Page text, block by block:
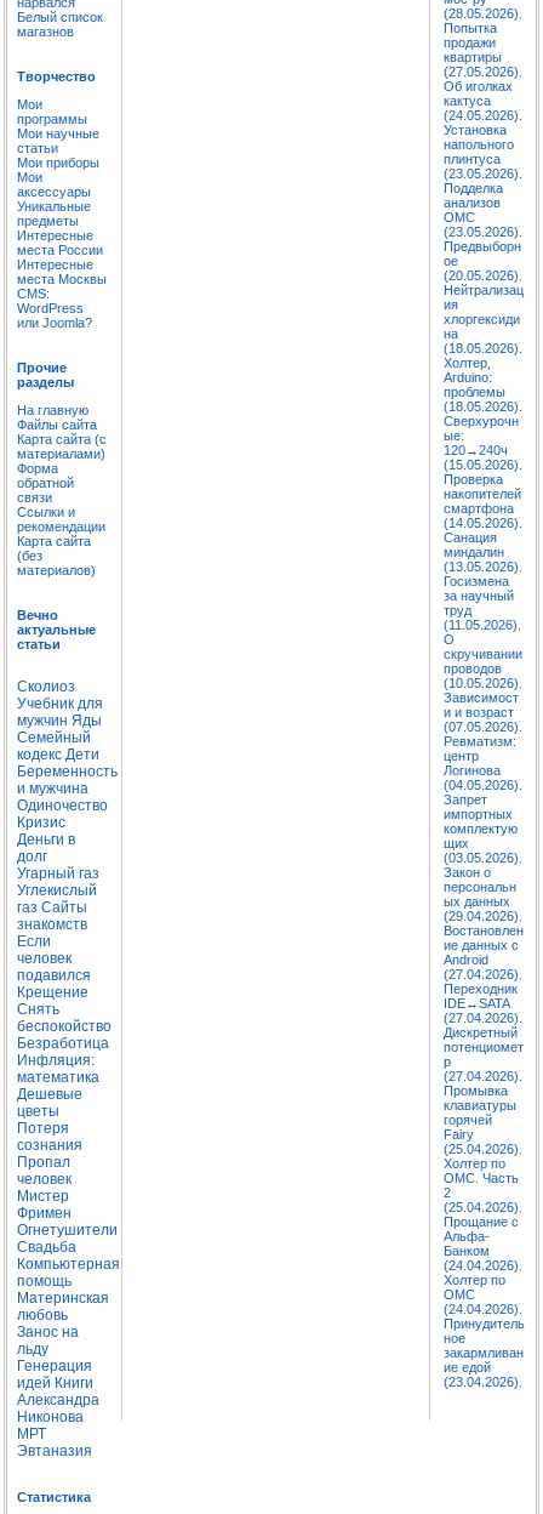
Белый список
магазнов
Творчество
Мои
программы
Мои научные
статьи
Мои приборы
Мои
аксессуары
Уникальные
предметы
Интересные
места России
Интересные
места Москвы
CMS:
WordPress
или Joomla?
Прочие
разделы
На главную
Файлы сайта
Карта сайта (с
материалами)
Форма
обратной
связи
Ссылки и
рекомендации
Карта сайта
(без
материалов)
Вечно
актуальные
статьи
Сколиоз
Учебник для
мужчин Яды
Семейный
кодекс Дети
Беременность
и мужчина
Одиночество
Кризис
Деньги в
долг
Угарный газ
Углекислый
газ Сайты
знакомств
Если
человек
подавился
Крещение
Снять
беспокойство
Безработица
Инфляция:
математика
Дешевые
цветы
Потеря
сознания
Пропал
человек
Мистер
Фримен
Огнетушители
Свадьба
Компьютерная
помощь
Материнская
любовь
Занос на
льду
Генерация
идей Книги
Александра
Никонова
МРТ
Эвтаназия
Статистика
(28.05.2026).
Попытка
продажи
квартиры
(27.05.2026).
Об иголках
кактуса
(24.05.2026).
Установка
напольного
плинтуса
(23.05.2026).
Подделка
анализов
ОМС
(23.05.2026).
Предвыборн
ое
(20.05.2026).
Нейтрализац
ия
хлоргексиди
на
(18.05.2026).
Холтер,
Arduino:
проблемы
(18.05.2026).
Сверхурочн
ые:
120→240ч
(15.05.2026).
Проверка
накопителей
смартфона
(14.05.2026).
Санация
миндалин
(13.05.2026).
Госизмена
за научный
труд
(11.05.2026).
О
скручивании
проводов
(10.05.2026).
Зависимост
и и возраст
(07.05.2026).
Ревматизм:
центр
Логинова
(04.05.2026).
Запрет
импортных
комплектую
щих
(03.05.2026).
Закон о
персональн
ых данных
(29.04.2026).
Востановлен
ие данных с
Android
(27.04.2026).
Переходник
IDE↔SATA
(27.04.2026).
Дискретный
потенциомет
р
(27.04.2026).
Промывка
клавиатуры
горячей
Fairy
(25.04.2026).
Холтер по
ОМС. Часть
2
(25.04.2026).
Прощание с
Альфа-
Банком
(24.04.2026).
Холтер по
ОМС
(24.04.2026).
Принудитель
ное
закармливан
ие едой
(23.04.2026).